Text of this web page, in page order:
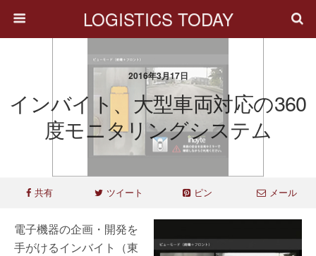
LOGISTICS TODAY
2016年3月17日
インバイト、大型車両対応の360
度モニタリングシステム
共有 ツイート ピン メール
電子機器の企画・開発を
手がけるインバイト（東